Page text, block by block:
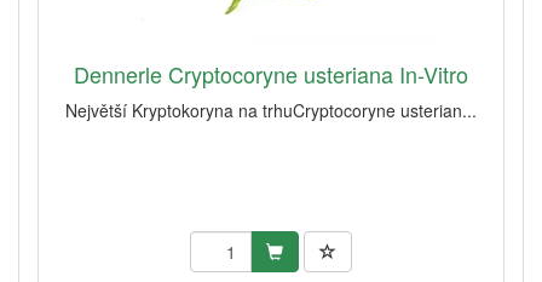
Dennerle Cryptocoryne usteriana In-Vitro
Největší Kryptokoryna na trhuCryptocoryne usterian...